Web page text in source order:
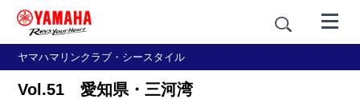
ヤマハマリンクラブ・シースタイル
Vol.51 愛知県・三河湾